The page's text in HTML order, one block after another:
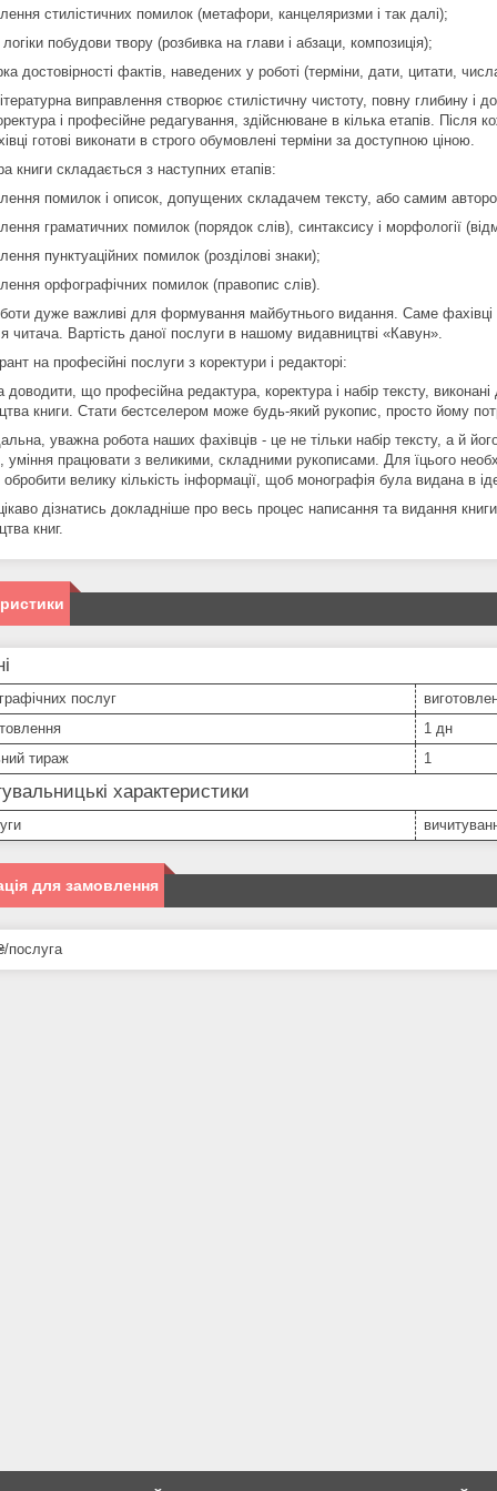
стилістичних помилок (метафори, канцеляризми і так далі);
побудови твору (розбивка на глави і абзаци, композиція);
достовірності фактів, наведених у роботі (терміни, дати, цитати,
виправлення створює стилістичну чистоту, повну глибину і
і професійне редагування, здійснюване в кілька етапів. Після
готові виконати в строго обумовлені терміни за доступною ціною.
книги складається з наступних етапів:
помилок і описок, допущених складачем тексту, або самим
граматичних помилок (порядок слів), синтаксису і морфології
пунктуаційних помилок (розділові знаки);
орфографічних помилок (правопис слів).
дуже важливі для формування майбутнього видання. Саме фахівці
читача. Вартість даної послуги в нашому видавництві «Кавун».
на професійні послуги з коректури і редакторі:
доводити, що професійна редактура, коректура і набір тексту,
книги. Стати бестселером може будь-який рукопис, просто йому
уважна робота наших фахівців - це не тільки набір тексту, а й
уміння працювати з великими, складними рукописами. Для їцього
обробити велику кількість інформації, щоб монографія була видана в
дізнатись докладніше про весь процес написання та видання
книг.
послуг
1 дн
тираж
1
характеристики
для замовлення
послуга